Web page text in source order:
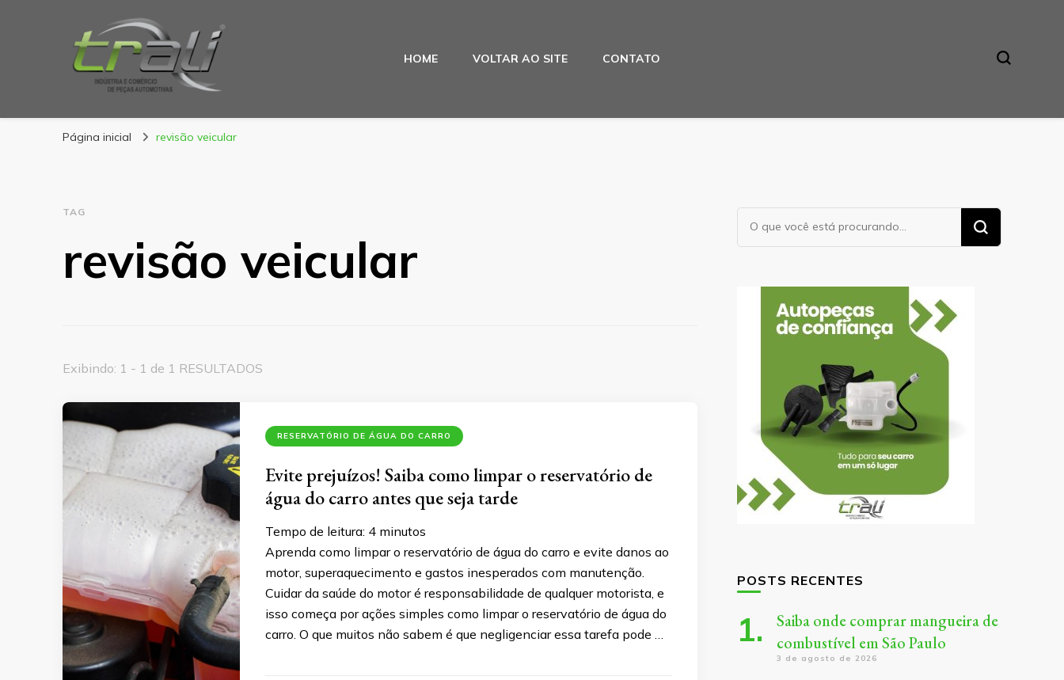
Blog Trali
Tudo sobre seu veículo!
HOME VOLTAR AO SITE CONTATO
Página inicial revisão veicular
TAG
revisão veicular
Exibindo: 1 - 1 de 1 RESULTADOS
RESERVATÓRIO DE ÁGUA DO CARRO
Evite prejuízos! Saiba como limpar o reservatório de
água do carro antes que seja tarde
Tempo de leitura: 4 minutos
Aprenda como limpar o reservatório de água do carro e evite danos ao
motor, superaquecimento e gastos inesperados com manutenção.
Cuidar da saúde do motor é responsabilidade de qualquer motorista, e
isso começa por ações simples como limpar o reservatório de água do
carro. O que muitos não sabem é que negligenciar essa tarefa pode …
Procurando
algo?
POSTS RECENTES
Saiba onde comprar mangueira de
combustível em São Paulo
3 de agosto de 2026